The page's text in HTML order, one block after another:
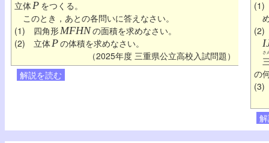
立体P をつくる。
このとき，あとの各問いに答えなさい。
(1) 四角形MFHNの面積を求めなさい。
(2) 立体Pの体積を求めなさい。
（2025年度 三重県公立高校入試問題）
解説を読む
(1)
(2)
さ
の